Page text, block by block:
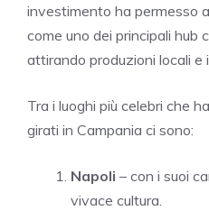
investimento ha permesso
come uno dei principali hub
attirando produzioni locali e
Tra i luoghi più celebri che
girati in Campania ci sono:
Napoli – con i suoi
vivace cultura.